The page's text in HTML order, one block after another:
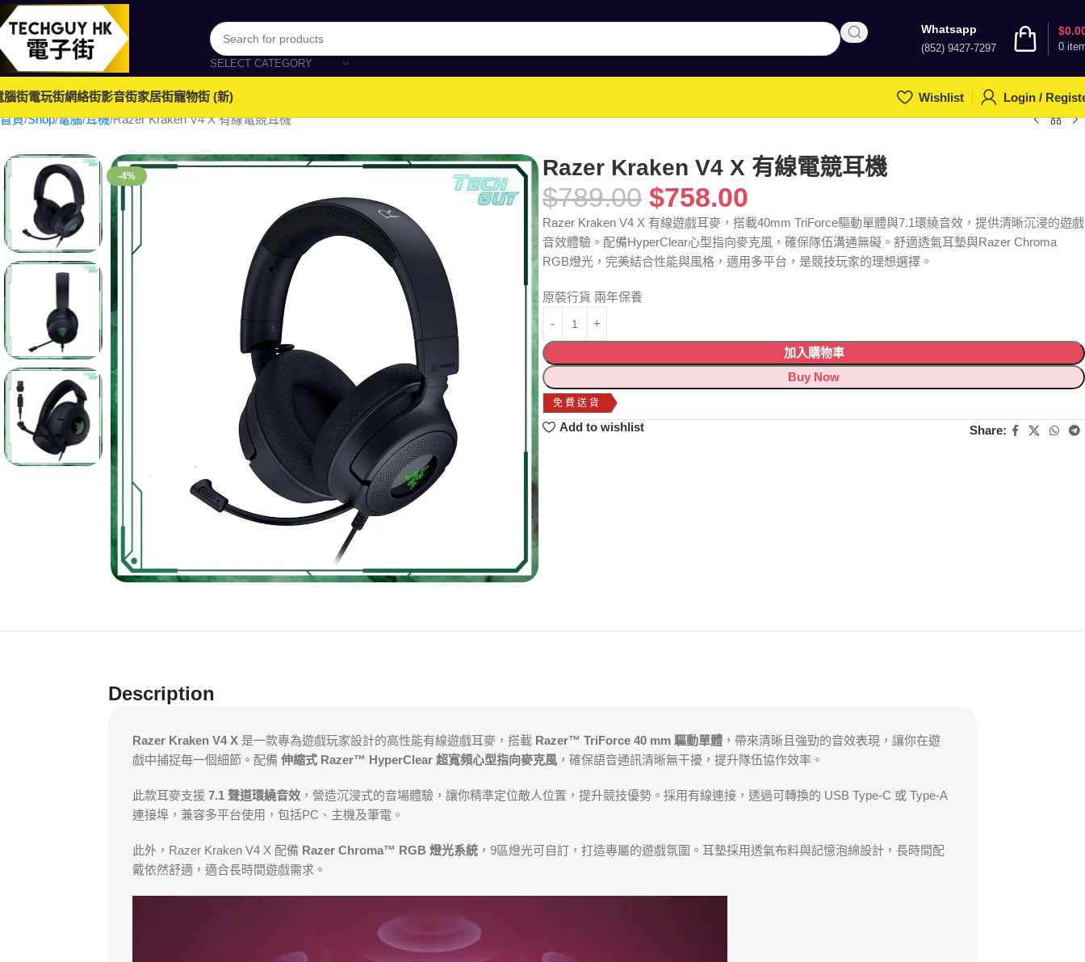
SELECT CATEGORY
Whatsapp
(852) 9427-7297 0
$
腦街電玩街網絡街影音街家居街寵物街 (新) Wishlist
Login /
首頁 Shop 電腦 耳機 Razer Kraken V4 X 有線電競耳機
-4% Razer Kraken V4 X 有線電競耳機
$789.00 $758.00
Razer Kraken V4 X 有線遊戲耳麥，搭載40mm TriForce驅動單體與7.1環繞音效，提供清晰沉浸的遊戲
音效體驗。配備HyperClear心型指向麥克風，確保隊伍溝通無礙。舒適透氣耳墊與Razer Chroma
RGB燈光，完美結合性能與風格，適用多平台，是競技玩家的理想選擇。
原裝行貨 兩年保養
加入購物車
Buy Now
免費送貨
Add to wishlist Share:
Description
Razer Kraken V4 X 是一款專為遊戲玩家設計的高性能有線遊戲耳麥，搭載 Razer™ TriForce 40 mm 驅動單體 ，帶來清晰且強勁的音效表現，讓你在遊
戲中捕捉每一個細節。配備伸縮式 Razer™ HyperClear 超寬頻心型指向麥克風 ，確保語音通訊清晰無干擾，提升隊伍協作效率。
此款耳麥支援7.1 聲道環繞音效 ，營造沉浸式的音場體驗，讓你精準定位敵人位置，提升競技優勢。採用有線連接，透過可轉換的 USB Type-C 或 Type-A
連接埠，兼容多平台使用，包括PC、主機及筆電。
此外，Razer Kraken V4 X 配備 Razer Chroma™ RGB 燈光系統 ，9區燈光可自訂，打造專屬的遊戲氛圍。耳墊採用透氣布料與記憶泡綿設計，長時間配
戴依然舒適，適合長時間遊戲需求。